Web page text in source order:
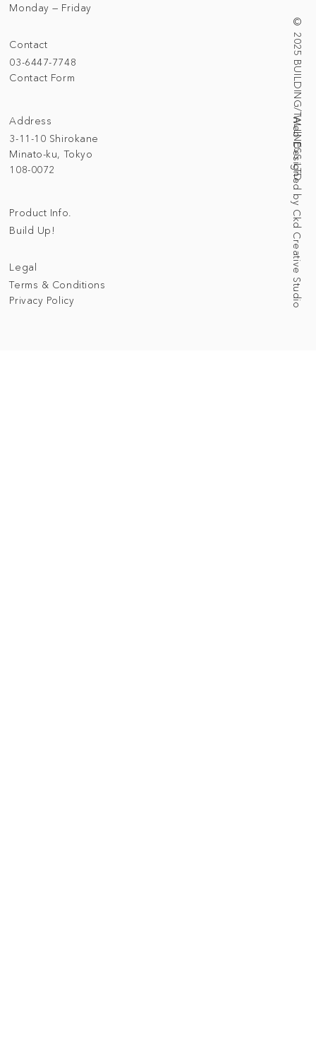
Address
3-11-10 Shirokane
Minato-ku, Tokyo
108-0072
© 2025 BUILDING/TALLNESS LTD.
Web Designed by Ckd Creative Studio
Contact
03-6447-7748
Contact Form
Monday — Friday
Legal
Terms & Conditions
Privacy Policy
Product Info.
Build Up!